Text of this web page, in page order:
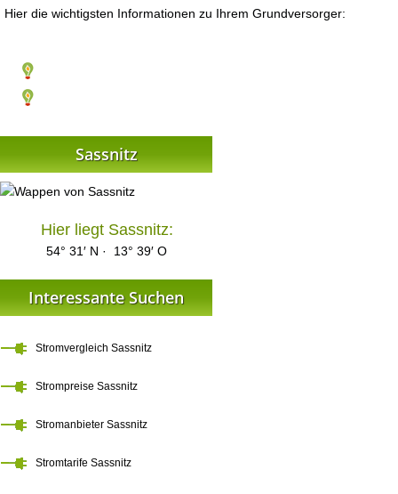
Hier die wichtigsten Informationen zu Ihrem Grundversorger:
Sassnitz
Hier liegt Sassnitz:
54° 31′ N · 13° 39′ O
Interessante Suchen
Stromvergleich Sassnitz
Strompreise Sassnitz
Stromanbieter Sassnitz
Stromtarife Sassnitz